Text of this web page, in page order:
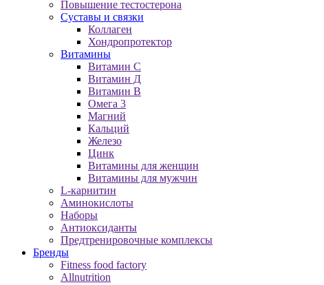
Повышение тестостерона
Суставы и связки
Коллаген
Хондропротектор
Витамины
Витамин C
Витамин Д
Витамин B
Омега 3
Магний
Кальций
Железо
Цинк
Витамины для женщин
Витамины для мужчин
L-карнитин
Аминокислоты
Наборы
Антиоксиданты
Предтренировочные комплексы
Бренды
Fitness food factory
Allnutrition